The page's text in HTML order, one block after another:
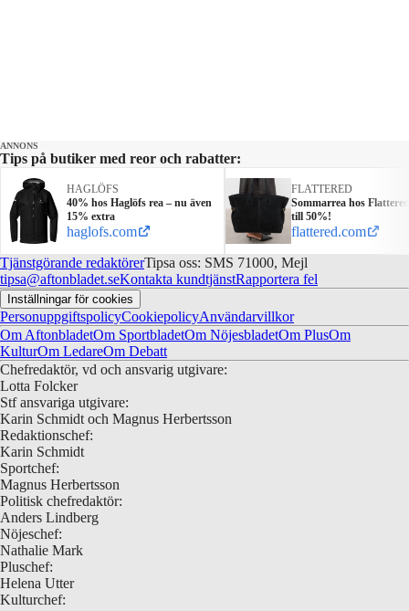
ANNONS
Tips på butiker med reor och rabatter:
HAGLÖFS
40% hos Haglöfs rea – nu även
15% extra
haglofs.com
FLATTERED
Sommarrea hos
till 50%!
flattered.com
Tjänstgörande redaktörerTipsa oss: SMS 71000, Mejl
tipsa@aftonbladet.seKontakta kundtjänstRapportera fel
Inställningar för cookies
PersonuppgiftspolicyCookiepolicyAnvändarvillkor
Om AftonbladetOm SportbladetOm NöjesbladetOm PlusOm
KulturOm LedareOm Debatt
Chefredaktör, vd och ansvarig utgivare:
Lotta Folcker
Stf ansvariga utgivare:
Karin Schmidt och Magnus Herbertsson
Redaktionschef:
Karin Schmidt
Sportchef:
Magnus Herbertsson
Politisk chefredaktör:
Anders Lindberg
Nöjeschef:
Nathalie Mark
Pluschef:
Helena Utter
Kulturchef: